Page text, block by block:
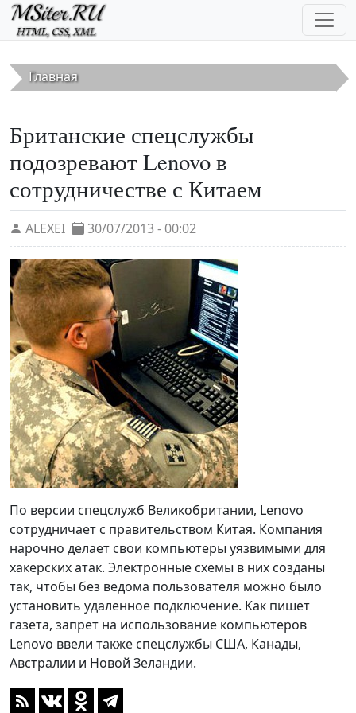
Перейти к основному содержанию
Главная
Британские спецслужбы
подозревают Lenovo в
сотрудничестве с Китаем
ALEXEI 30/07/2013 - 00:02
По версии спецслужб Великобритании, Lenovo
сотрудничает с правительством Китая. Компания
нарочно делает свои компьютеры уязвимыми для
хакерских атак. Электронные схемы в них созданы
так, чтобы без ведома пользователя можно было
установить удаленное подключение. Как пишет
газета, запрет на использование компьютеров
Lenovo ввели также спецслужбы США, Канады,
Австралии и Новой Зеландии.